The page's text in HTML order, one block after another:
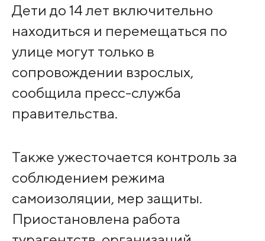
Дети до 14 лет включительно
находиться и перемещаться по
улице могут только в
сопровождении взрослых,
сообщила пресс-служба
правительства.
Также ужесточается контроль за
соблюдением режима
самоизоляции, мер защиты.
Приостановлена работа